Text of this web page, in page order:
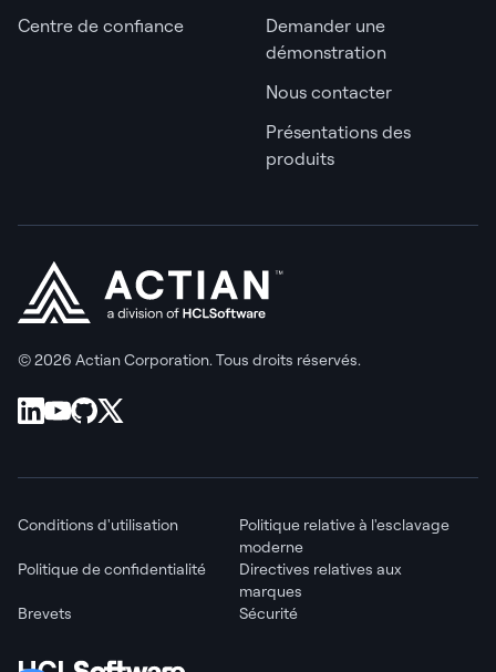
Centre de confiance
Demander une
démonstration
Nous contacter
Présentations des
produits
© 2026 Actian Corporation. Tous droits réservés.
Conditions d'utilisation
Politique relative à l'esclavage
moderne
Politique de confidentialité
Directives relatives aux
marques
Brevets
Sécurité